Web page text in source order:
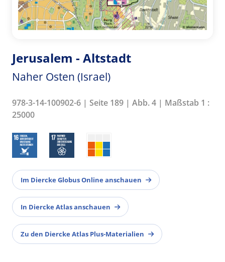
Jerusalem - Altstadt
Naher Osten (Israel)
978-3-14-100902-6 | Seite 189 | Abb. 4 | Maßstab 1 :
25000
Im Diercke Globus Online anschauen
In Diercke Atlas anschauen
Zu den Diercke Atlas Plus-Materialien